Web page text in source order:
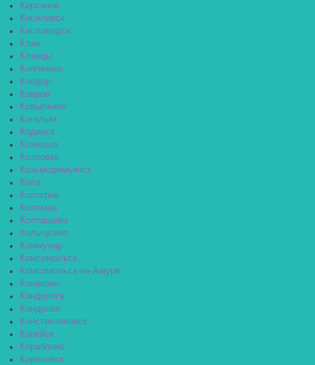
Кирсанов
Киселёвск
Кисловодск
Клин
Клинцы
Княгинино
Ковдор
Ковров
Ковылкино
Когалым
Кодинск
Козельск
Козловка
Козьмодемьянск
Кола
Кологрив
Коломна
Колпашево
Кольчугино
Коммунар
Комсомольск
Комсомольск-на-Амуре
Конаково
Кондопога
Кондрово
Константиновск
Копейск
Кораблино
Кореновск